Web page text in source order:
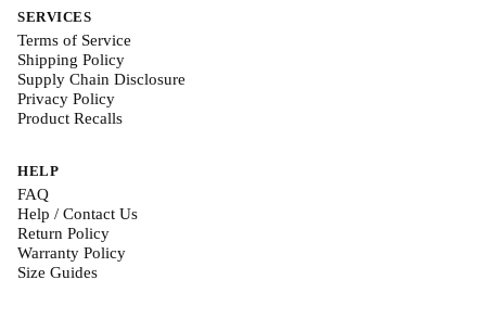
SERVICES
Terms of Service
Shipping Policy
Supply Chain Disclosure
Privacy Policy
Product Recalls
HELP
FAQ
Help / Contact Us
Return Policy
Warranty Policy
Size Guides